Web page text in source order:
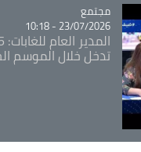
Catégorie
مجتمع
23/07/2026 - 10:18
تدخل خلال الموسم